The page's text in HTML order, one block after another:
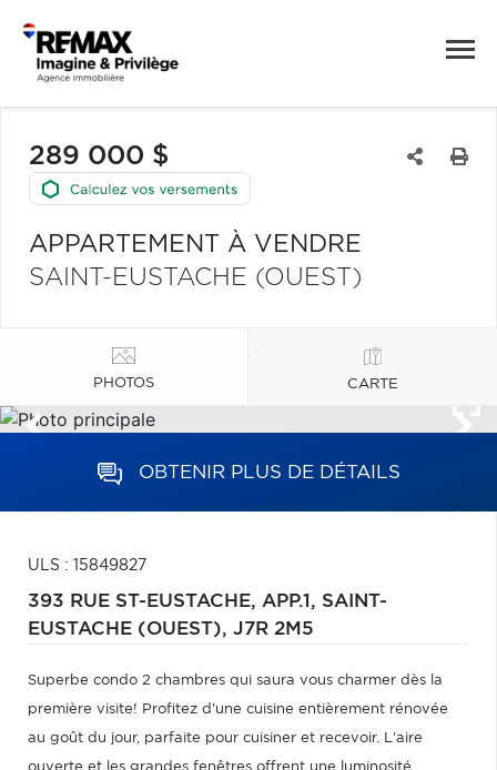
289 000 $
APPARTEMENT À VENDRE
SAINT-EUSTACHE (OUEST)
PHOTOS CARTE
OBTENIR PLUS DE DÉTAILS
ULS : 15849827
393 RUE ST-EUSTACHE, APP.1, SAINT-
EUSTACHE (OUEST), J7R 2M5
Superbe condo 2 chambres qui saura vous charmer dès la
première visite! Profitez d'une cuisine entièrement rénovée
au goût du jour, parfaite pour cuisiner et recevoir. L'aire